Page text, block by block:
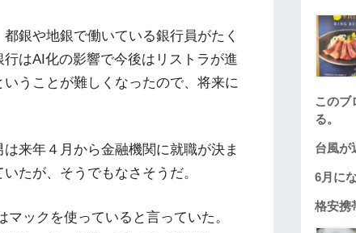
銀や地銀で働いている銀行員がたく
はAI化の影響で今後はリストラが進
うことが難しくなったので、将来に
来年４月から金融機関に就職が決ま
たが、そうでもなさそうだ。
ックを使っていると言っていた。
このブ
る。
台風が
6月に
格安携